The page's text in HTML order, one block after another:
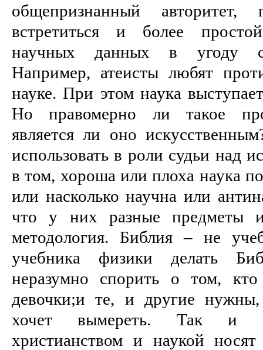
общепризнанный
встретиться и более
научных данных в угоду
Например, атеисты любят
науке. При этом наука
Но правомерно ли такое
является ли оно
использовать в роли судьи над
в том, хороша или плоха наука
или насколько научна или
что у них разные предметы
методология. Библия – не
учебника физики делать
неразумно спорить о том,
девочки;и те, и другие нужны,
хочет вымереть. Так и
христианством и наукой